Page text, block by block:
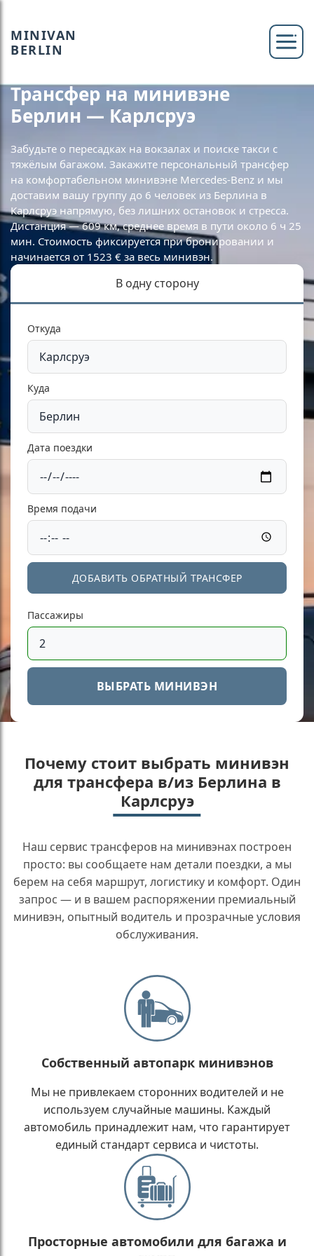
MINIVAN
BERLIN
Трансфер на минивэне
Берлин — Карлсруэ
Забудьте о пересадках на вокзалах и поиске такси с
тяжёлым багажом. Закажите персональный трансфер
на комфортабельном минивэне Mercedes-Benz и мы
доставим вашу группу до 6 человек из Берлина в
Карлсруэ напрямую, без лишних остановок и стресса.
Дистанция — 609 км, среднее время в пути около 6 ч 25
мин. Стоимость фиксируется при бронировании и
начинается от 1523 € за весь минивэн.
В одну сторону
Откуда
Куда
Дата поездки
Время подачи
ДОБАВИТЬ ОБРАТНЫЙ ТРАНСФЕР
Пассажиры
ВЫБРАТЬ МИНИВЭН
Почему стоит выбрать минивэн
для трансфера в/из Берлина в
Карлсруэ
Наш сервис трансферов на минивэнах построен
просто: вы сообщаете нам детали поездки, а мы
берем на себя маршрут, логистику и комфорт. Один
запрос — и в вашем распоряжении премиальный
минивэн, опытный водитель и прозрачные условия
обслуживания.
Собственный автопарк минивэнов
Мы не привлекаем сторонних водителей и не
используем случайные машины. Каждый
автомобиль принадлежит нам, что гарантирует
единый стандарт сервиса и чистоты.
Просторные автомобили для багажа и